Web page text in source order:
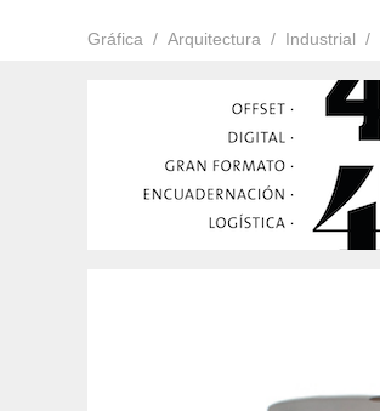
Gráfica Arquitectura Industrial